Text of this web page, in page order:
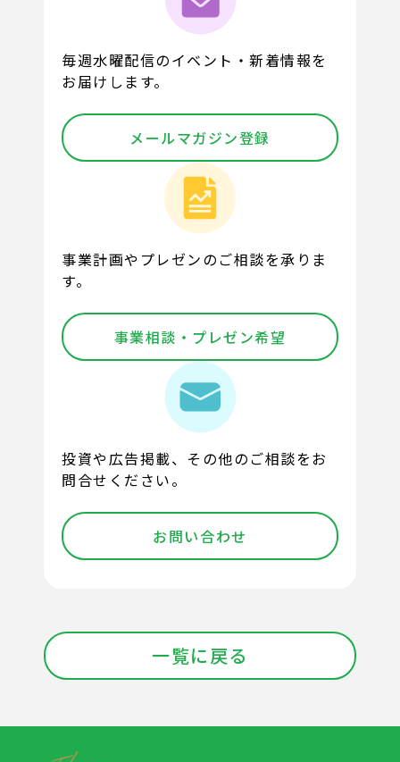
毎週水曜配信のイベント・新着情報を
お届けします。
メールマガジン登録
事業計画やプレゼンのご相談を承りま
す。
事業相談・プレゼン希望
投資や広告掲載、その他のご相談をお
問合せください。
お問い合わせ
一覧に戻る